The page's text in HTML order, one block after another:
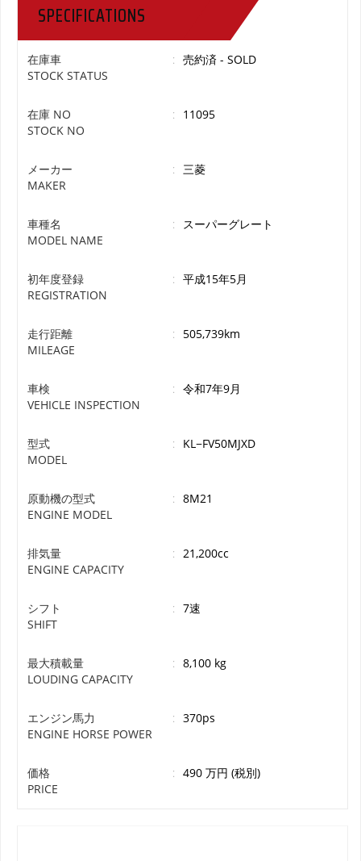
SPECIFICATIONS
在庫車
STOCK STATUS
: 売約済 - SOLD
在庫 NO
STOCK NO
: 11095
メーカー
MAKER
: 三菱
車種名
MODEL NAME
: スーパーグレート
初年度登録
REGISTRATION
: 平成15年5月
走行距離
MILEAGE
: 505,739km
車検
VEHICLE INSPECTION
: 令和7年9月
型式
MODEL
: KL−FV50MJXD
原動機の型式
ENGINE MODEL
: 8M21
排気量
ENGINE CAPACITY
: 21,200cc
シフト
SHIFT
: 7速
最大積載量
LOUDING CAPACITY
: 8,100 kg
エンジン馬力
ENGINE HORSE POWER
: 370ps
価格
PRICE
: 490 万円 (税別)